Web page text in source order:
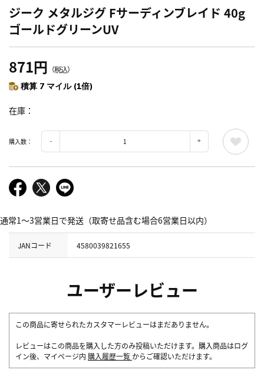
ジーク メタルジグ Fサーディンブレイド 40g
ゴールドグリーンUV
871円 （税込）
積算 7 マイル (1倍)
在庫
購入数：
通常1～3営業日で発送（取寄せ品含む場合6営業日以内）
JANコード 4580039821655
ユーザーレビュー
この商品に寄せられたカスタマーレビューはまだありません。
レビューはこの商品を購入した方のみ投稿いただけます。購入商品はログ
イン後、マイページ内 購入履歴一覧 からご確認いただけます。